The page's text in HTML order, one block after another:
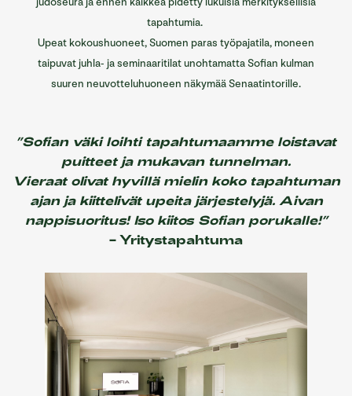
tapahtumia.
Upeat kokoushuoneet, Suomen paras työpajatila, moneen
taipuvat juhla- ja seminaaritilat unohtamatta Sofian kulman
suuren neuvotteluhuoneen näkymää Senaatintorille.
”Sofian väki loihti tapahtumaamme loistavat
puitteet ja mukavan tunnelman.
Vieraat olivat hyvillä mielin koko tapahtuman
ajan ja kiittelivät upeita järjestelyjä. Aivan
nappisuoritus! Iso kiitos Sofian porukalle!”
– Yritystapahtuma